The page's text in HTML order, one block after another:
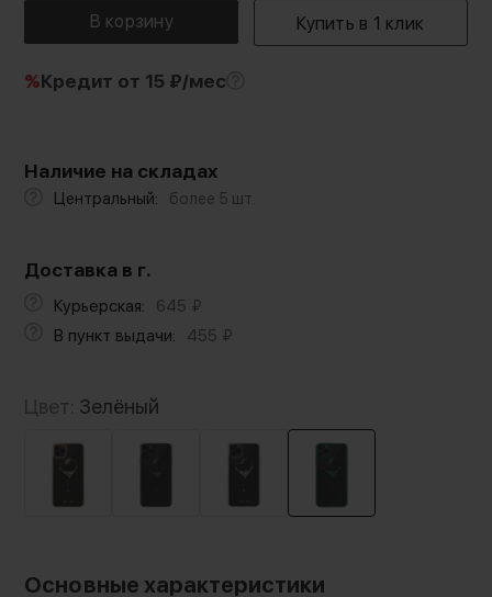
%Кредит от 15 ₽/мес
Наличие на складах
Центральный: более 5 шт.
Доставка в г.
Курьерская: 645 ₽
В пункт выдачи:
455 ₽
Цвет: Зелёный
Основные характеристики